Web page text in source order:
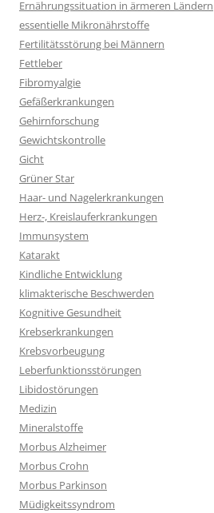
Ernährungssituation in ärmeren Ländern
essentielle Mikronährstoffe
Fertilitätsstörung bei Männern
Fettleber
Fibromyalgie
Gefäßerkrankungen
Gehirnforschung
Gewichtskontrolle
Gicht
Grüner Star
Haar- und Nagelerkrankungen
Herz-, Kreislauferkrankungen
Immunsystem
Katarakt
Kindliche Entwicklung
klimakterische Beschwerden
Kognitive Gesundheit
Krebserkrankungen
Krebsvorbeugung
Leberfunktionsstörungen
Libidostörungen
Medizin
Mineralstoffe
Morbus Alzheimer
Morbus Crohn
Morbus Parkinson
Müdigkeitssyndrom